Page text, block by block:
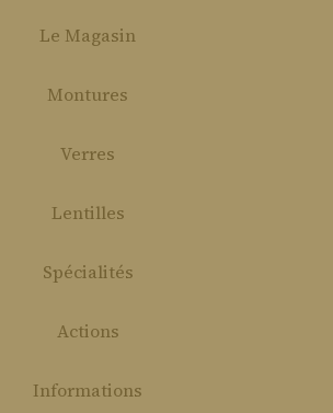
Le Magasin
Montures
Verres
Lentilles
Spécialités
Actions
Informations